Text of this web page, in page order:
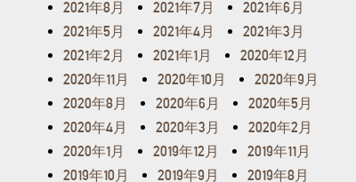
2021年8月
2021年7月
2021年6月
2021年5月
2021年4月
2021年3月
2021年2月
2021年1月
2020年12月
2020年11月
2020年10月
2020年9月
2020年8月
2020年6月
2020年5月
2020年4月
2020年3月
2020年2月
2020年1月
2019年12月
2019年11月
2019年10月
2019年9月
2019年8月